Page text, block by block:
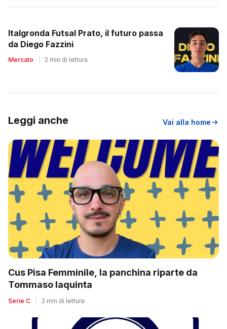
Italgronda Futsal Prato, il futuro passa
da Diego Fazzini
Mercato 2 min di lettura
Leggi anche Vai alla home
Cus Pisa Femminile, la panchina riparte da
Tommaso Iaquinta
Serie C 2 min di lettura